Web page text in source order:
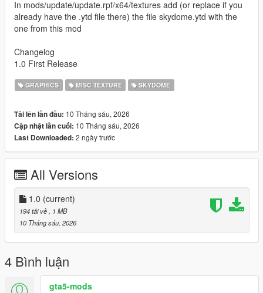
In mods/update/update.rpf/x64/textures add (or replace if you
already have the .ytd file there) the file skydome.ytd with the
one from this mod
Changelog
1.0 First Release
GRAPHICS MISC TEXTURE SKYDOME
Tải lên lần đầu: 10 Tháng sáu, 2026
Cập nhật lần cuối: 10 Tháng sáu, 2026
Last Downloaded: 2 ngày trước
All Versions
1.0 (current)
194 tải về
, 1 MB
10 Tháng sáu, 2026
4 Bình luận
gta5-mods